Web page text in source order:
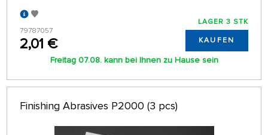
79787057
2,01 €
LAGER 3 STK
KAUFEN
Freitag 07.08. kann bei Ihnen zu Hause sein
Finishing Abrasives P2000 (3 pcs)